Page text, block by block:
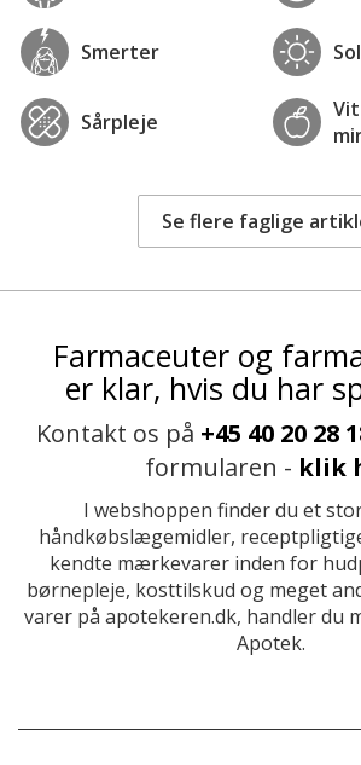
Smerter
Sårpleje
Se flere faglige
Farmaceuter og
er klar, hvis du har
Kontakt os på +45 40 20 28
formularen - klik
I webshoppen finder du et
håndkøbslægemidler,
kendte mærkevarer inden for
børnepleje, kosttilskud og meget
varer på apotekeren.dk, handler du
Apotek.